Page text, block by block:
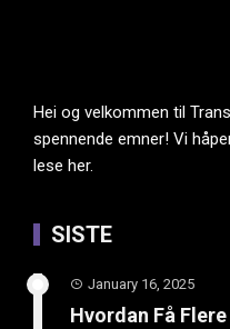
Hei og velkommen til
spennende emner! Vi
lese her.
SISTE
January 16, 2025
Hvordan Få